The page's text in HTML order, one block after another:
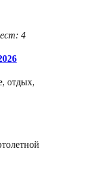
4
отдых,